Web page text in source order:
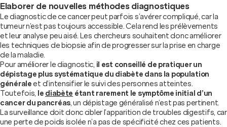
Elaborer de nouvelles méthodes diagnostiques
Le diagnostic de ce cancer peut parfois s’avérer compliqué, car la
tumeur n’est pas toujours accessible. Cela rend les prélèvements
et leur analyse peu aisé. Les chercheurs souhaitent donc améliorer
les techniques de biopsie afin de progresser sur la prise en charge
de la maladie.
Pour améliorer le diagnostic, il est conseillé de pratiquer un
dépistage plus systématique du diabète dans la population
généraleet d’intensifier le suivi des personnes atteintes.
Toutefois, le diabète étant rarement le symptôme initial d’un
cancer du pancréas, un dépistage généralisé n’est pas pertinent.
La surveillance doit donc cibler l’apparition de troubles digestifs, car
une perte de poids isolée n’a pas de spécificité chez ces patients.